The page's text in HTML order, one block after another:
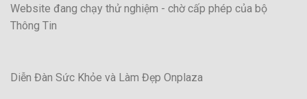
Website đang chạy thử nghiệm - chờ cấp phép của bộ
Thông Tin
Diễn Đàn Sức Khỏe và Làm Đẹp Onplaza